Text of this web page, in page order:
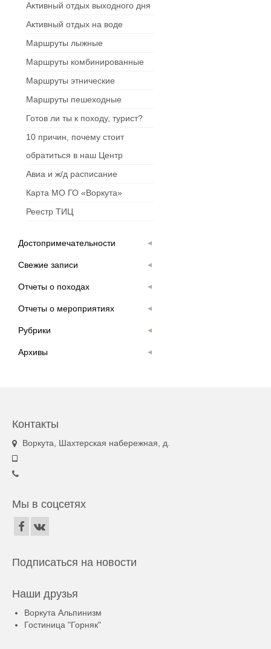
Активный отдых выходного дня
Активный отдых на воде
Маршруты лыжные
Маршруты комбинированные
Маршруты этнические
Маршруты пешеходные
Готов ли ты к походу, турист?
10 причин, почему стоит
обратиться в наш Центр
Авиа и ж/д расписание
Карта МО ГО «Воркута»
Реестр ТИЦ
Достопримечательности
Свежие записи
Отчеты о походах
Отчеты о мероприятиях
Рубрики
Архивы
Контакты
Воркута, Шахтерская набережная, д.
Мы в соцсетях
Подписаться на новости
Наши друзья
Воркута Альпинизм
Гостиница "Горняк"